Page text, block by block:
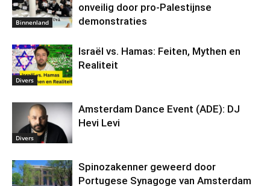
Binnenland
onveilig door pro-Palestijnse
demonstraties
Divers
Israël vs. Hamas: Feiten, Mythen en
Realiteit
Divers
Amsterdam Dance Event (ADE): DJ
Hevi Levi
Spinozakenner geweerd door
Portugese Synagoge van Amsterdam